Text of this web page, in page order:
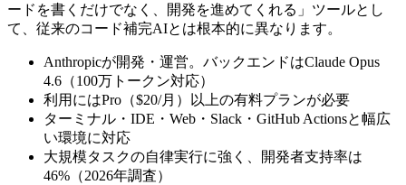
ードを書くだけでなく、開発を進めてくれる」ツールとし
て、従来のコード補完AIとは根本的に異なります。
Anthropicが開発・運営。バックエンドはClaude Opus
4.6（100万トークン対応）
利用にはPro（$20/月）以上の有料プランが必要
ターミナル・IDE・Web・Slack・GitHub Actionsと幅広
い環境に対応
大規模タスクの自律実行に強く、開発者支持率は
46%（2026年調査）